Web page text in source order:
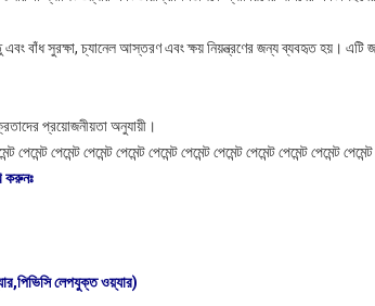
এবং বাঁধ সুরক্ষা, চ্যানেল আস্তরণ এবং ক্ষয় নিয়ন্ত্রণের জন্য ব্যবহৃত হয়।
প্রয়োজনীয়তা অনুযায়ী।
পেমেন্ট পেমেন্ট পেমেন্ট পেমেন্ট পেমেন্ট পেমেন্ট পেমেন্ট পেমেন্ট পেমেন্ট পেমেন্ট
করুনঃ
লেপযুক্ত ওয়্যার)